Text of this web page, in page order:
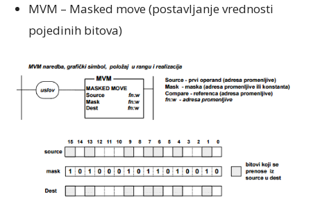
MVM – Masked move (postavljanje vrednosti
pojedinih bitova)